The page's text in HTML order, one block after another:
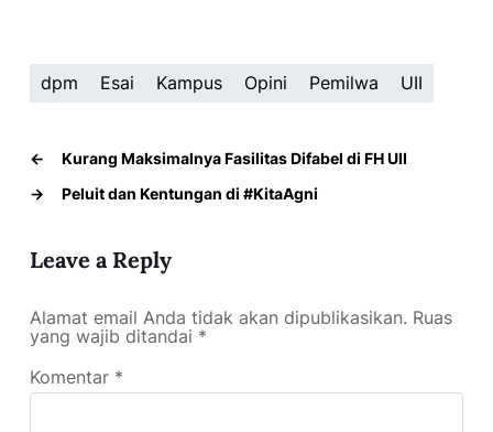
dpm Esai Kampus Opini Pemilwa UII
←
Kurang Maksimalnya Fasilitas Difabel di FH UII
→
Peluit dan Kentungan di #KitaAgni
Leave a Reply
Alamat email Anda tidak akan dipublikasikan. Ruas
yang wajib ditandai *
Komentar *